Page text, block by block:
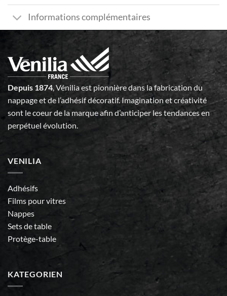
Informations complémentaires
Depuis 1874 , Vénilia est pionnière dans la fabrication du
nappage et de l’adhésif décoratif. Imagination et créativité
sont le coeur de la marque afin d’anticiper les tendances en
perpétuel évolution.
VENILIA
Adhésifs
Films pour vitres
Nappes
Sets de table
Protège-table
KATEGORIEN